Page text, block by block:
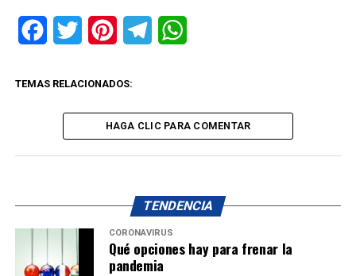
FacebookTwitter PinterestTelegram
TEMAS RELACIONADOS:
HAGA CLIC PARA COMENTAR
TENDENCIA
CORONAVIRUS
Qué opciones hay para frenar la
pandemia